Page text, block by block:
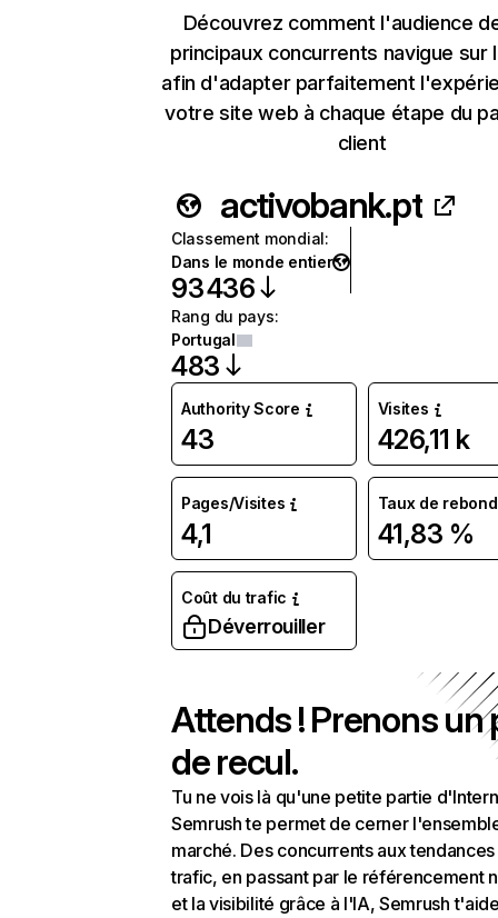
Découvrez comment l'audience
principaux concurrents navigue sur
afin d'adapter parfaitement
votre site web à chaque étape du
client
activobank.pt
Classement mondial:
Dans le monde entier
93 436
Rang du pays:
Portugal
483
Authority Score
43
Visites
426,11 k
Pages/Visites
4,1
Taux de rebond
41,83 %
Coût du trafic
Déverrouiller
Attends ! Prenons un
de recul.
Tu ne vois là qu'une petite partie
Semrush te permet de cerner
marché. Des concurrents aux
trafic, en passant par le référencement
et la visibilité grâce à l'IA, Semrush